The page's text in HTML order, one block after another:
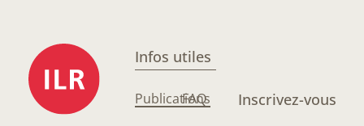
Infos utiles
Publications
FAQ Inscrivez-vous